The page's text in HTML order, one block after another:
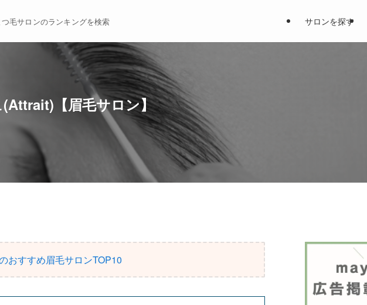
毛サロンのランキングを検索 サロンを探す
【眉毛サロン】
おすすめ眉毛サロンTOP10